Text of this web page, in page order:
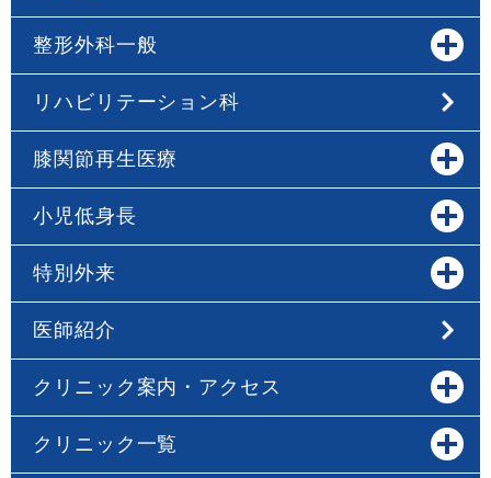
整形外科一般
リハビリテーション科
膝関節再生医療
小児低身長
特別外来
医師紹介
クリニック案内・アクセス
クリニック一覧